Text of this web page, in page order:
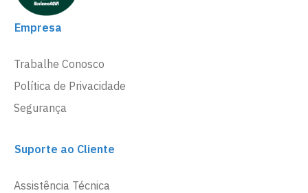
Empresa
Trabalhe Conosco
Política de Privacidade
Segurança
Suporte ao Cliente
Assistência Técnica